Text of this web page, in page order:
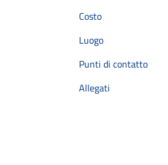
Costo
Luogo
Punti di contatto
Allegati